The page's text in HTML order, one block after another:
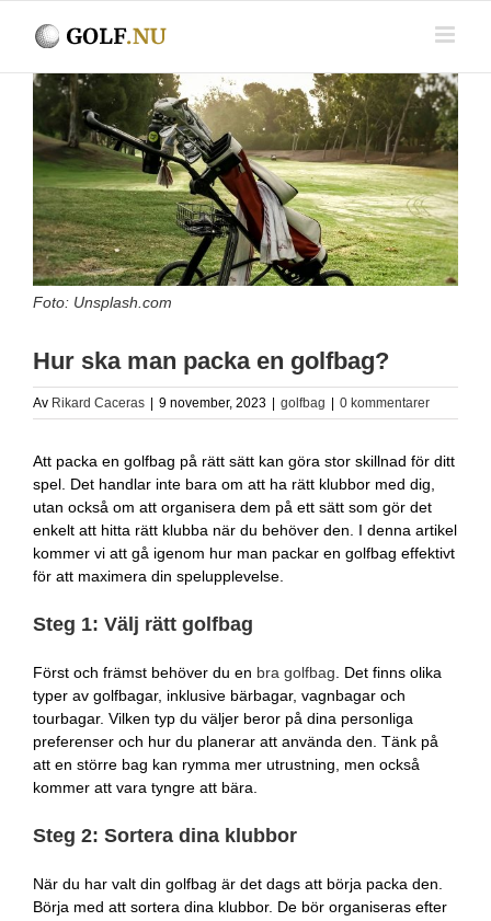
Visa
större
bild
Foto: Unsplash.com
Hur ska man packa en golfbag?
Av Rikard Caceras 9 november, 2023 golfbag 0 kommentarer
Att packa en golfbag på rätt sätt kan göra stor skillnad för ditt
spel. Det handlar inte bara om att ha rätt klubbor med dig,
utan också om att organisera dem på ett sätt som gör det
enkelt att hitta rätt klubba när du behöver den. I denna artikel
kommer vi att gå igenom hur man packar en golfbag effektivt
för att maximera din spelupplevelse.
Steg 1: Välj rätt golfbag
Först och främst behöver du en bra golfbag . Det finns olika
typer av golfbagar, inklusive bärbagar, vagnbagar och
tourbagar. Vilken typ du väljer beror på dina personliga
preferenser och hur du planerar att använda den. Tänk på
att en större bag kan rymma mer utrustning, men också
kommer att vara tyngre att bära.
Steg 2: Sortera dina klubbor
När du har valt din golfbag är det dags att börja packa den.
Börja med att sortera dina klubbor. De bör organiseras efter